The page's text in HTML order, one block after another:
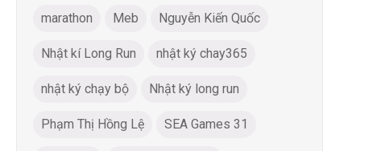
marathon Meb Nguyễn Kiến Quốc
Nhật kí Long Run nhật ký chay365
nhật ký chạy bộ Nhật ký long run
Phạm Thị Hồng Lệ SEA Games 31